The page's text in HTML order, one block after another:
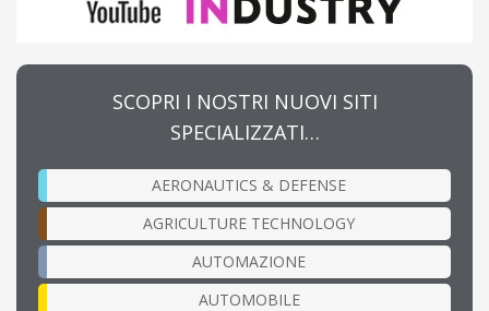
SCOPRI I NOSTRI NUOVI SITI
SPECIALIZZATI…
AERONAUTICS & DEFENSE
AGRICULTURE TECHNOLOGY
AUTOMAZIONE
AUTOMOBILE